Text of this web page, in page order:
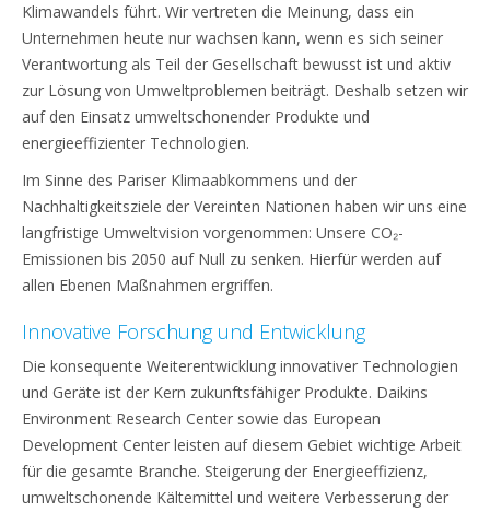
Klimawandels führt. Wir vertreten die Meinung, dass ein
Unternehmen heute nur wachsen kann, wenn es sich seiner
Verantwortung als Teil der Gesellschaft bewusst ist und aktiv
zur Lösung von Umweltproblemen beiträgt. Deshalb setzen wir
auf den Einsatz umweltschonender Produkte und
energieeffizienter Technologien.
Im Sinne des Pariser Klimaabkommens und der
Nachhaltigkeitsziele der Vereinten Nationen haben wir uns eine
langfristige Umweltvision vorgenommen: Unsere CO₂-
Emissionen bis 2050 auf Null zu senken. Hierfür werden auf
allen Ebenen Maßnahmen ergriffen.
Innovative Forschung und Entwicklung
Die konsequente Weiterentwicklung innovativer Technologien
und Geräte ist der Kern zukunftsfähiger Produkte. Daikins
Environment Research Center sowie das European
Development Center leisten auf diesem Gebiet wichtige Arbeit
für die gesamte Branche. Steigerung der Energieeffizienz,
umweltschonende Kältemittel und weitere Verbesserung der